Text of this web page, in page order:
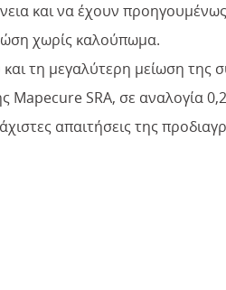
και να έχουν
χωρίς καλούπωμα.
τη μεγαλύτερη μείωση
Mapecure SRA, σε αναλογία
απαιτήσεις της